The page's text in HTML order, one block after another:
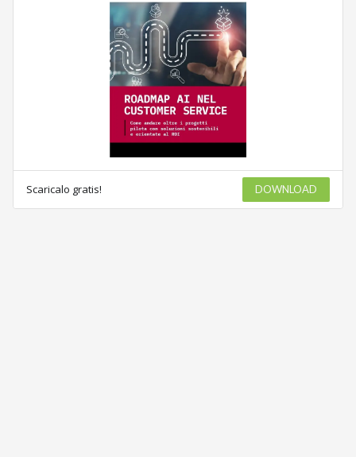
Scaricalo gratis! DOWNLOAD